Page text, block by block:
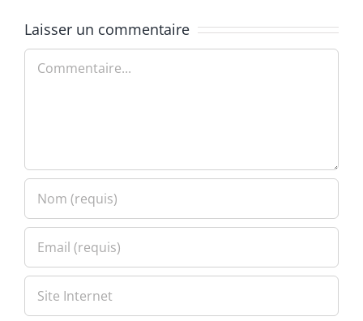
Laisser un commentaire
Commentaire